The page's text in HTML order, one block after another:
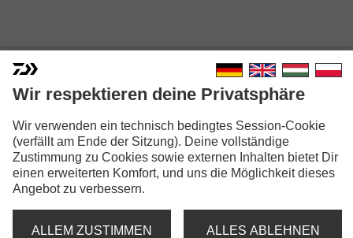
INFINITY® SINKING MONO
Modellausführungen: 6
Infinity® Sinking Mono
Monofilschnur | 500m | braun
Wir respektieren deine Privatsphäre
Wir verwenden ein technisch bedingtes Session-Cookie
(verfällt am Ende der Sitzung). Deine vollständige
Zustimmung zu Cookies sowie externen Inhalten bietet Dir
einen erweiterten Komfort, und uns die Möglichkeit dieses
Angebot zu verbessern.
ALLEM ZUSTIMMEN ALLES ABLEHNEN